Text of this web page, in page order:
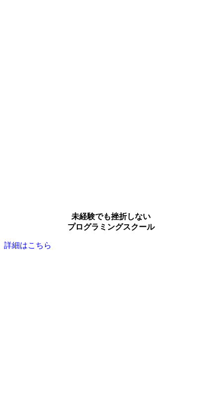
未経験でも挫折しない
プログラミングスクール
詳細はこちら